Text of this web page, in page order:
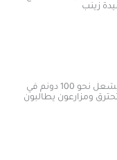
تفجير مخلفات حرب يشعل نحو 100 دونم في
يطالبون